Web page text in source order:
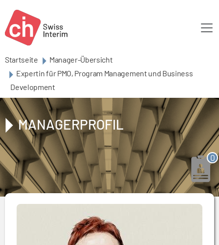
Startseite
Manager-Übersicht
Expertin für PMO, Program Management und Business
Development
MANAGERPROFIL
0